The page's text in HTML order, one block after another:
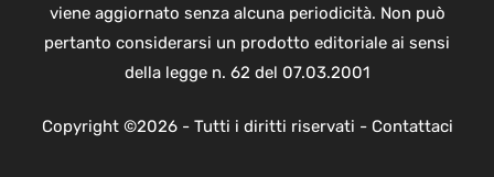
viene aggiornato senza alcuna periodicità. Non può
pertanto considerarsi un prodotto editoriale ai sensi
della legge n. 62 del 07.03.2001
Copyright ©2026 - Tutti i diritti riservati - Contattaci